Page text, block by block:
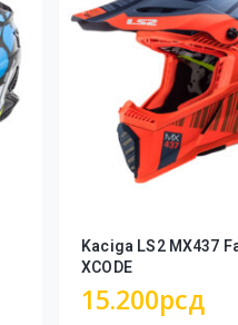
Kaciga LS2 MX437
XCODE
15.200рсд